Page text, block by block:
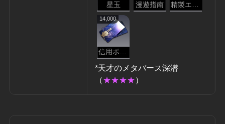
星玉 漫遊指南
14,000
*天才のメタバース深潜
（★★★★）